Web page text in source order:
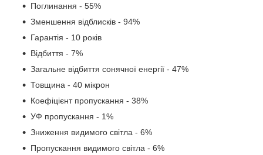
Поглинання - 55%
Зменшення відблисків - 94%
Гарантія - 10 років
Відбиття - 7%
Загальне відбиття сонячної енергії - 47%
Товщина - 40 мікрон
Коефіцієнт пропускання - 38%
УФ пропускання - 1%
Зниження видимого світла - 6%
Пропускання видимого світла - 6%